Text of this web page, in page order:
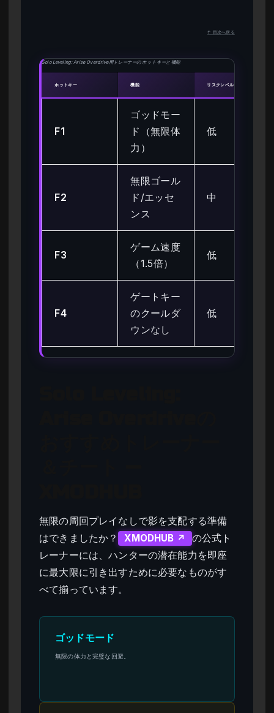
↑ 目次へ戻る
Solo Leveling: Arise Overdrive用トレーナーのホットキーと機能
ホットキー 機能 リスクレベル
F1
ゴッドモー
ド（無限体
力）
低
F2
無限ゴール
ド/エッセ
ンス
中
F3
ゲーム速度
（1.5倍）
低
F4
ゲートキー
のクールダ
ウンなし
低
無限の周回プレイなしで影を支配する準備
はできましたか？
XMODHUB ↗
の公式ト
レーナーには、ハンターの潜在能力を即座
に最大限に引き出すために必要なものがす
べて揃っています。
ゴッドモード
無限の体力と完璧な回避。